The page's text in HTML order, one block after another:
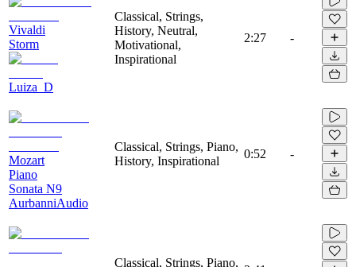
Vivaldi
Storm
Luiza_D
Classical, Strings,
History, Neutral,
Motivational,
Inspirational
2:27 -
Mozart
Piano
Sonata N9
AurbanniAudio
Classical, Strings, Piano,
History, Inspirational
0:52 -
Classical, Strings, Piano,